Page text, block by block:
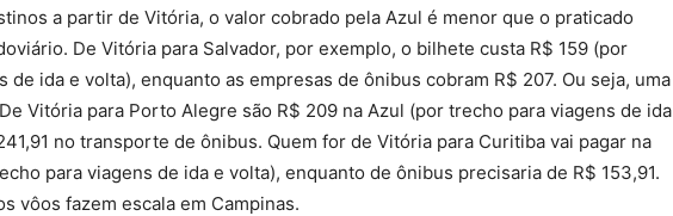
a partir de Vitória, o valor cobrado pela Azul é menor que o praticado
De Vitória para Salvador, por exemplo, o bilhete custa R$ 159 (por
de ida e volta), enquanto as empresas de ônibus cobram R$ 207. Ou seja, uma
Vitória para Porto Alegre são R$ 209 na Azul (por trecho para viagens de ida
no transporte de ônibus. Quem for de Vitória para Curitiba vai pagar na
para viagens de ida e volta), enquanto de ônibus precisaria de R$ 153,91.
vôos fazem escala em Campinas.